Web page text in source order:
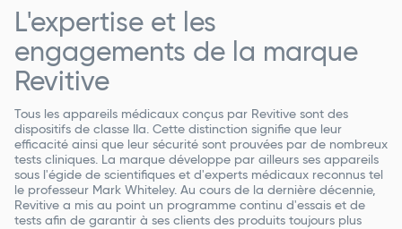
L'expertise et les
engagements de la marque
Revitive
Tous les appareils médicaux conçus par Revitive sont des
dispositifs de classe IIa. Cette distinction signifie que leur
efficacité ainsi que leur sécurité sont prouvées par de nombreux
tests cliniques. La marque développe par ailleurs ses appareils
sous l'égide de scientifiques et d'experts médicaux reconnus tel
le professeur Mark Whiteley. Au cours de la dernière décennie,
Revitive a mis au point un programme continu d'essais et de
tests afin de garantir à ses clients des produits toujours plus